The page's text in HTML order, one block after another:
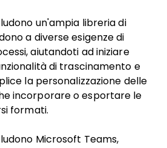
un'ampia libreria di
a diverse esigenze di
aiutandoti ad iniziare
di trascinamento e
la personalizzazione delle
incorporare o esportare le
formati.
Microsoft Teams,